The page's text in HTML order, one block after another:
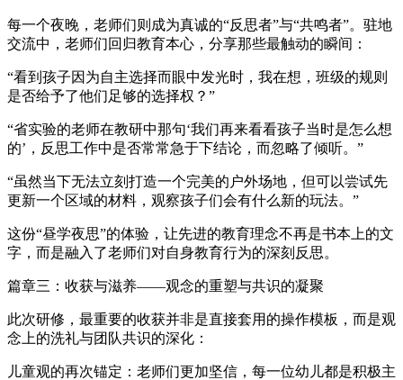
每一个夜晚，老师们则成为真诚的“反思者”与“共鸣者”。驻地
交流中，老师们回归教育本心，分享那些最触动的瞬间：
“看到孩子因为自主选择而眼中发光时，我在想，班级的规则
是否给予了他们足够的选择权？”
“省实验的老师在教研中那句‘我们再来看看孩子当时是怎么想
的’，反思工作中是否常常急于下结论，而忽略了倾听。”
“虽然当下无法立刻打造一个完美的户外场地，但可以尝试先
更新一个区域的材料，观察孩子们会有什么新的玩法。”
这份“昼学夜思”的体验，让先进的教育理念不再是书本上的文
字，而是融入了老师们对自身教育行为的深刻反思。
篇章三：收获与滋养——观念的重塑与共识的凝聚
此次研修，最重要的收获并非是直接套用的操作模板，而是观
念上的洗礼与团队共识的深化：
儿童观的再次锚定：老师们更加坚信，每一位幼儿都是积极主